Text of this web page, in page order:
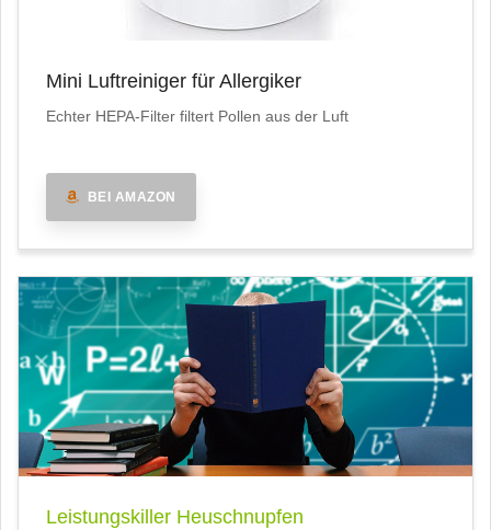
Mini Luftreiniger für Allergiker
Echter HEPA-Filter filtert Pollen aus der Luft
BEI AMAZON
Leistungskiller Heuschnupfen